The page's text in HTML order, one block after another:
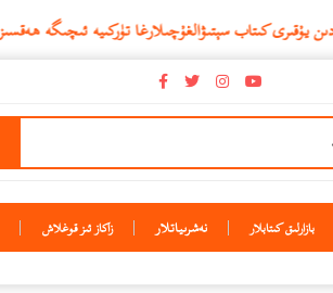
بازارلىق كىتابلار نەشرىياتلار زاكاز ئىز قوغلاش